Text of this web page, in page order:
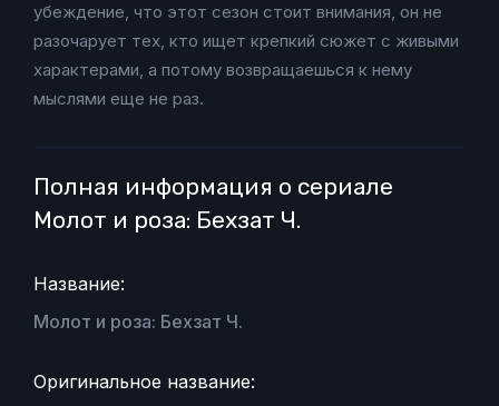
убеждение, что этот сезон стоит внимания, он не
разочарует тех, кто ищет крепкий сюжет с живыми
характерами, а потому возвращаешься к нему
мыслями еще не раз.
Полная информация о сериале
Молот и роза: Бехзат Ч.
Название:
Молот и роза: Бехзат Ч.
Оригинальное название: